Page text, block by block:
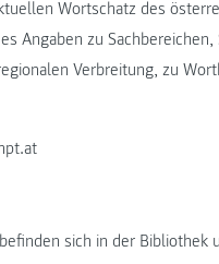
Wortschatz des
Angaben zu Sachbereichen,
Verbreitung, zu
sich in der Bibliothek